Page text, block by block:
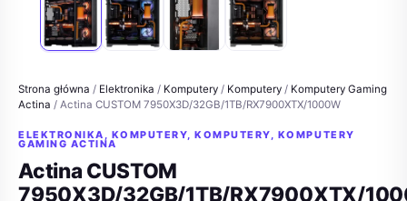
Strona główna / Elektronika / Komputery / Komputery / Komputery Gaming
Actina / Actina CUSTOM 7950X3D/32GB/1TB/RX7900XTX/1000W
ELEKTRONIKA , KOMPUTERY,KOMPUTERY, KOMPUTERY
GAMING ACTINA
Actina CUSTOM
7950X3D/32GB/1TB/RX7900XTX/